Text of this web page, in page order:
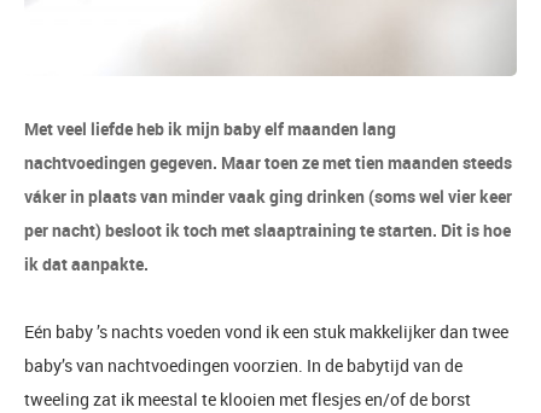
Met veel liefde heb ik mijn baby elf maanden lang
nachtvoedingen gegeven. Maar toen ze met tien maanden steeds
váker in plaats van minder vaak ging drinken (soms wel vier keer
per nacht) besloot ik toch met slaaptraining te starten. Dit is hoe
ik dat aanpakte.
Eén baby ’s nachts voeden vond ik een stuk makkelijker dan twee
baby’s van nachtvoedingen voorzien. In de babytijd van de
tweeling zat ik meestal te klooien met flesjes en/of de borst